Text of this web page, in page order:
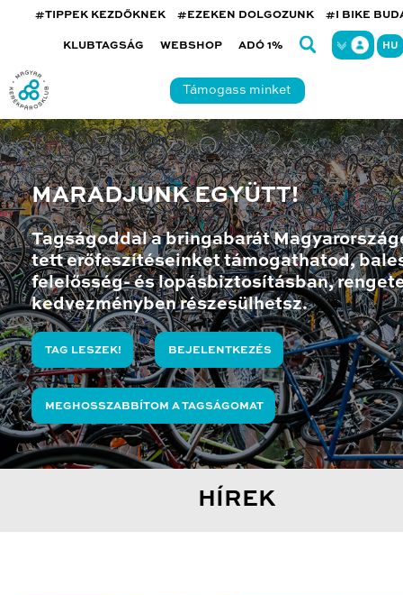
#TIPPEK KEZDŐKNEK #EZEKEN DOLGOZUNK #I BIKE
KLUBTAGSÁG WEBSHOP ADÓ 1% HU
Támogass minket
MARADJUNK EGYÜTT!
Tagságoddal a bringabarát
tett erőfeszítéseinket támogathatod,
felelősség- és lopásbiztosításban,
kedvezményben részesülhetsz.
TAG LESZEK! BEJELENTKEZÉS
MEGHOSSZABBÍTOM A TAGSÁGOMAT
HÍREK